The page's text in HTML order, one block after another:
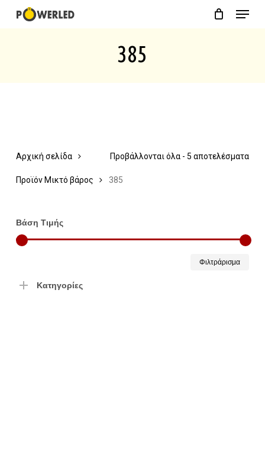
Menu
385
Προβάλλονται όλα - 5 αποτελέσματα
Αρχική σελίδα
Προϊόν Μικτό βάρος 385
Βάση Τιμής
Φιλτράρισμα
Κατηγορίες